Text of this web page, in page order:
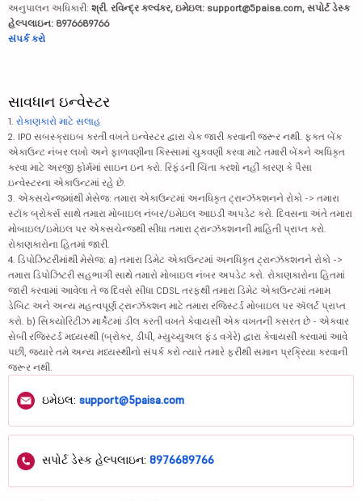
અનુપાલન અધિકારી: શ્રી. રવિન્દ્ર કલ્વંકર, ઇમેઇલ: support@5paisa.com, સપોર્ટ ડેસ્ક
હેલ્પલાઇન: 8976689766
સંપર્ક કરો
સાવધાન ઇન્વેસ્ટર
1. રોકાણકારો માટે સલાહ
2. IPO સબસ્ક્રાઇબ કરતી વખતે ઇન્વેસ્ટર દ્વારા ચેક જારી કરવાની જરૂર નથી. ફક્ત બેંક
એકાઉન્ટ નંબર લખો અને ફાળવણીના કિસ્સામાં ચુકવણી કરવા માટે તમારી બેંકને અધિકૃત
કરવા માટે અરજી ફોર્મમાં સાઇન ઇન કરો. રિફંડની ચિંતા કરશો નહીં કારણ કે પૈસા
ઇન્વેસ્ટરના એકાઉન્ટમાં રહે છે.
3. એક્સચેન્જમાંથી મેસેજ: તમારા એકાઉન્ટમાં અનધિકૃત ટ્રાન્ઝૅક્શનને રોકો -> તમારા
સ્ટૉક બ્રોકર્સ સાથે તમારા મોબાઇલ નંબર/ઇમેઇલ આઇડી અપડેટ કરો. દિવસના અંતે તમારા
મોબાઇલ/ઇમેઇલ પર એક્સચેન્જથી સીધા તમારા ટ્રાન્ઝૅક્શનની માહિતી પ્રાપ્ત કરો.
રોકાણકારોના હિતમાં જારી.
4. ડિપોઝિટરીમાંથી મેસેજ: a) તમારા ડિમેટ એકાઉન્ટમાં અનધિકૃત ટ્રાન્ઝૅક્શનને રોકો ->
તમારા ડિપોઝિટરી સહભાગી સાથે તમારો મોબાઇલ નંબર અપડેટ કરો. રોકાણકારોના હિતમાં
જારી કરવામાં આવેલા તે જ દિવસે સીધા CDSL તરફથી તમારા ડિમેટ એકાઉન્ટમાં તમામ
ડેબિટ અને અન્ય મહત્વપૂર્ણ ટ્રાન્ઝૅક્શન માટે તમારા રજિસ્ટર્ડ મોબાઇલ પર ઍલર્ટ પ્રાપ્ત
કરો. b) સિક્યોરિટીઝ માર્કેટમાં ડીલ કરતી વખતે કેવાયસી એક વખતની કસરત છે - એકવાર
સેબી રજિસ્ટર્ડ મધ્યસ્થી (બ્રોકર, ડીપી, મ્યુચ્યુઅલ ફંડ વગેરે) દ્વારા કેવાયસી કરવામાં આવે
પછી, જ્યારે તમે અન્ય મધ્યસ્થીનો સંપર્ક કરો ત્યારે તમારે ફરીથી સમાન પ્રક્રિયા કરવાની
જરૂર નથી.
ઇમેઇલ: support@5paisa.com
સપોર્ટ ડેસ્ક હેલ્પલાઇન: 8976689766